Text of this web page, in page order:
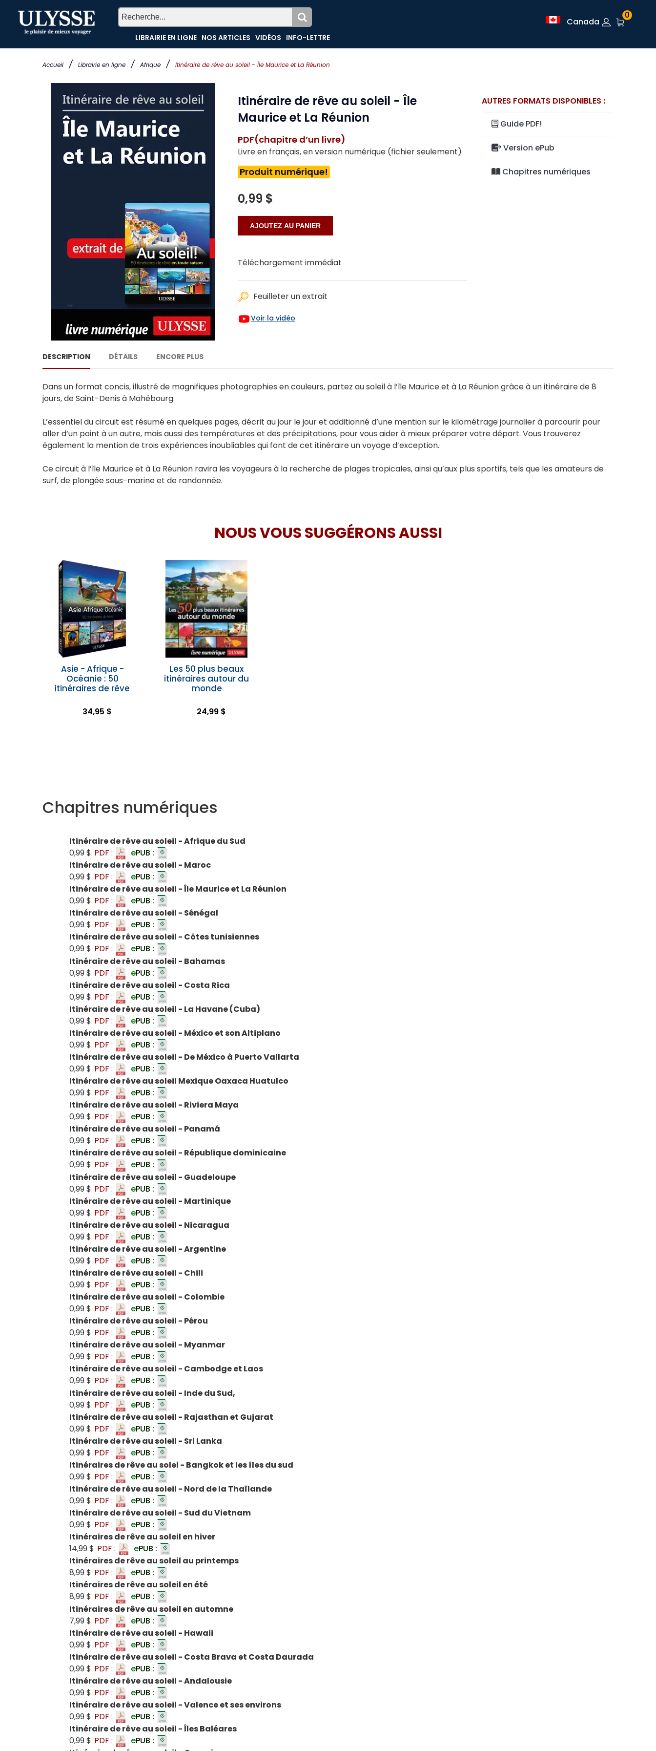
Accueil / Librairie en ligne / Afrique / Itinéraire de rêve au soleil - Île Maurice et La Réunion
LIBRAIRIE EN LIGNE NOS ARTICLES VIDÉOS INFO-LETTRE
Canada
0
Itinéraire de rêve au soleil - Île
Maurice et La Réunion
PDF(chapitre d’un livre)
Livre en français, en version numérique (fichier seulement)
Produit numérique!
0,99 $
Téléchargement immédiat
Feuilleter un extrait
Voir la vidéo
AUTRES FORMATS DISPONIBLES :
Guide PDF!
Version ePub
Chapitres numériques
DESCRIPTION DÉTAILS ENCORE PLUS
Dans un format concis, illustré de magnifiques photographies en couleurs, partez au soleil à l’île Maurice et à La Réunion grâce à un itinéraire de 8
jours, de Saint-Denis à Mahébourg.
L’essentiel du circuit est résumé en quelques pages, décrit au jour le jour et additionné d’une mention sur le kilométrage journalier à parcourir pour
aller d’un point à un autre, mais aussi des températures et des précipitations, pour vous aider à mieux préparer votre départ. Vous trouverez
également la mention de trois expériences inoubliables qui font de cet itinéraire un voyage d’exception.
Ce circuit à l’île Maurice et à La Réunion ravira les voyageurs à la recherche de plages tropicales, ainsi qu’aux plus sportifs, tels que les amateurs de
surf, de plongée sous-marine et de randonnée.
NOUS VOUS SUGGÉRONS AUSSI
Asie - Afrique -
Océanie : 50
itinéraires de rêve
34,95 $
Les 50 plus beaux
itinéraires autour du
monde
24,99 $
Chapitres numériques
Itinéraire de rêve au soleil - Afrique du Sud
0,99 $ PDF : ePUB :
Itinéraire de rêve au soleil - Maroc
0,99 $ PDF : ePUB :
Itinéraire de rêve au soleil - Île Maurice et La Réunion
0,99 $ PDF : ePUB :
Itinéraire de rêve au soleil - Sénégal
0,99 $ PDF : ePUB :
Itinéraire de rêve au soleil - Côtes tunisiennes
0,99 $ PDF : ePUB :
Itinéraire de rêve au soleil - Bahamas
0,99 $ PDF : ePUB :
Itinéraire de rêve au soleil - Costa Rica
0,99 $ PDF : ePUB :
Itinéraire de rêve au soleil - La Havane (Cuba)
0,99 $ PDF : ePUB :
Itinéraire de rêve au soleil - México et son Altiplano
0,99 $ PDF : ePUB :
Itinéraire de rêve au soleil - De México à Puerto Vallarta
0,99 $ PDF : ePUB :
Itinéraire de rêve au soleil Mexique Oaxaca Huatulco
0,99 $ PDF : ePUB :
Itinéraire de rêve au soleil - Riviera Maya
0,99 $ PDF : ePUB :
Itinéraire de rêve au soleil - Panamá
0,99 $ PDF : ePUB :
Itinéraire de rêve au soleil - République dominicaine
0,99 $ PDF : ePUB :
Itinéraire de rêve au soleil - Guadeloupe
0,99 $ PDF : ePUB :
Itinéraire de rêve au soleil - Martinique
0,99 $ PDF : ePUB :
Itinéraire de rêve au soleil - Nicaragua
0,99 $ PDF : ePUB :
Itinéraire de rêve au soleil - Argentine
0,99 $ PDF : ePUB :
Itinéraire de rêve au soleil - Chili
0,99 $ PDF : ePUB :
Itinéraire de rêve au soleil - Colombie
0,99 $ PDF : ePUB :
Itinéraire de rêve au soleil - Pérou
0,99 $ PDF : ePUB :
Itinéraire de rêve au soleil - Myanmar
0,99 $ PDF : ePUB :
Itinéraire de rêve au soleil - Cambodge et Laos
0,99 $ PDF : ePUB :
Itinéraire de rêve au soleil - Inde du Sud,
0,99 $ PDF : ePUB :
Itinéraire de rêve au soleil - Rajasthan et Gujarat
0,99 $ PDF : ePUB :
Itinéraire de rêve au soleil - Sri Lanka
0,99 $ PDF : ePUB :
Itinéraires de rêve au solei - Bangkok et les îles du sud
0,99 $ PDF : ePUB :
Itinéraire de rêve au soleil - Nord de la Thaïlande
0,99 $ PDF : ePUB :
Itinéraire de rêve au soleil - Sud du Vietnam
0,99 $ PDF : ePUB :
Itinéraires de rêve au soleil en hiver
14,99 $ PDF : ePUB :
Itinéraires de rêve au soleil au printemps
8,99 $ PDF : ePUB :
Itinéraires de rêve au soleil en été
8,99 $ PDF : ePUB :
Itinéraires de rêve au soleil en automne
7,99 $ PDF : ePUB :
Itinéraire de rêve au soleil - Hawaii
0,99 $ PDF : ePUB :
Itinéraire de rêve au soleil - Costa Brava et Costa Daurada
0,99 $ PDF : ePUB :
Itinéraire de rêve au soleil - Andalousie
0,99 $ PDF : ePUB :
Itinéraire de rêve au soleil - Valence et ses environs
0,99 $ PDF : ePUB :
Itinéraire de rêve au soleil - Îles Baléares
0,99 $ PDF : ePUB :